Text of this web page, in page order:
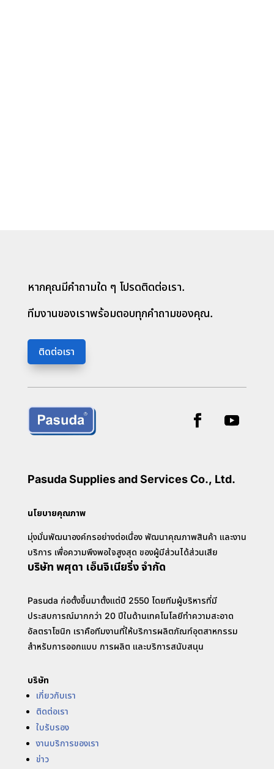
หากคุณมีคำถามใด ๆ โปรดติดต่อเรา.
ทีมงานของเราพร้อมตอบทุกคำถามของคุณ.
ติดต่อเรา
Pasuda Supplies and Services Co., Ltd.
นโยบายคุณภาพ
มุ่งมั่นพัฒนาองค์กรอย่างต่อเนื่อง พัฒนาคุณภาพสินค้า และงาน
บริการ เพื่อความพึงพอใจสูงสุด ของผู้มีส่วนได้ส่วนเสีย
บริษัท พศุดา เอ็นจิเนียริ่ง จำกัด
Pasuda ก่อตั้งขึ้นมาตั้งแต่ปี 2550 โดยทีมผู้บริหารที่มี
ประสบการณ์มากกว่า 20 ปีในด้านเทคโนโลยีทำความสะอาด
อัลตราโซนิก เราคือทีมงานที่ให้บริการผลิตภัณฑ์อุตสาหกรรม
สำหรับการออกแบบ การผลิต และบริการสนับสนุน
บริษัท
เกี่ยวกับเรา
ติดต่อเรา
ใบรับรอง
งานบริการของเรา
ข่าว